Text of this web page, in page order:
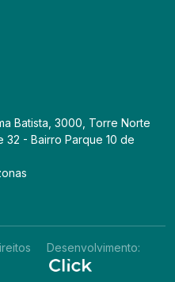
Batista, 3000, Torre Norte
32 - Bairro Parque 10 de
Desenvolvimento: